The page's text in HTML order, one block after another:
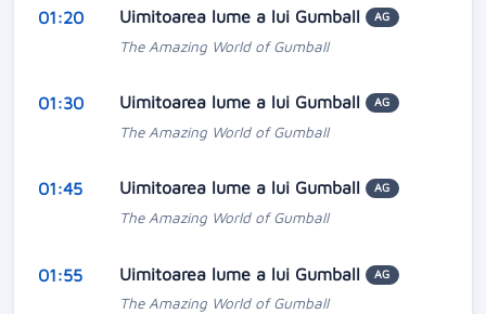
01:20 Uimitoarea lume a lui Gumball AG
The Amazing World of Gumball
01:30 Uimitoarea lume a lui Gumball AG
The Amazing World of Gumball
01:45 Uimitoarea lume a lui Gumball AG
The Amazing World of Gumball
01:55 Uimitoarea lume a lui Gumball AG
The Amazing World of Gumball